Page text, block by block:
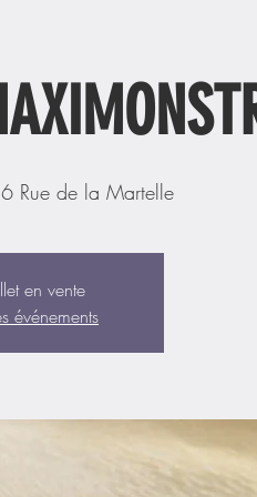
Rue de la Martelle
en vente
événements